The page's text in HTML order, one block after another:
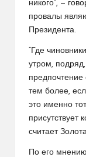
никого”, —
провалы
Президента.
“Где
утром,
предпочтение
тем более,
это именно
присутствует
считает
По его